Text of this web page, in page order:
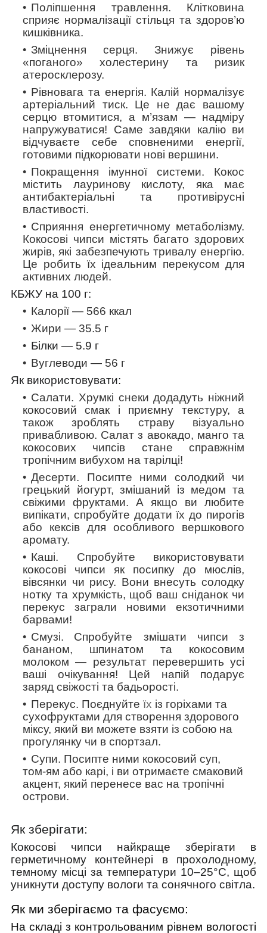
Поліпшення травлення. Клітковина
сприяє нормалізації стільця та здоров’ю
кишківника.
Зміцнення серця. Знижує рівень
«поганого» холестерину та ризик
атеросклерозу.
Рівновага та енергія. Калій нормалізує
артеріальний тиск. Це не дає
вашому
серцю втомитися, а м’язам — надміру
напружуватися! Саме завдяки калію ви
відчуваєте себе сповненими енергії,
готовими підкорювати нові вершини.
Покращення імунної системи. Кокос
містить лауринову кислоту, яка має
антибактеріальні та противірусні
властивості.
Сприяння енергетичному метаболізму.
Кокосові чипси містять багато здорових
жирів, які забезпечують тривалу енергію.
Це робить їх ідеальним перекусом для
активних людей.
КБЖУ на 100 г:
Калорії — 566 ккал
Жири — 35.5 г
Білки — 5.9 г
Вуглеводи — 56 г
Як використовувати:
Салати. Хрумкі снеки додадуть ніжний
кокосовий смак і приємну текстуру, а
також зроблять страву візуально
привабливою. Салат з авокадо, манго та
кокосових чипсів стане справжнім
тропічним вибухом на тарілці!
Десерти. Посипте ними солодкий чи
грецький йогурт, змішаний із медом та
свіжими фруктами. А якщо ви любите
випікати, спробуйте додати їх до пирогів
або кексів для особливого вершкового
аромату.
Каші. Спробуйте використовувати
кокосові чипси як посипку до мюслів,
вівсянки чи рису. Вони внесуть солодку
нотку та хрумкість, щоб ваш сніданок чи
перекус заграли новими екзотичними
барвами!
Смузі.
Спробуйте змішати чипси з
бананом, шпинатом та кокосовим
молоком — результат перевершить усі
ваші очікування! Цей напій подарує
заряд свіжості та бадьорості.
Перекус. Поєднуйте їх із горіхами та
сухофруктами для створення здорового
міксу, який ви можете взяти із собою на
прогулянку чи в спортзал.
Супи. Посипте ними кокосовий суп,
том-ям або карі, і ви отримаєте смаковий
акцент, який перенесе вас на тропічні
острови.
Як зберігати:
Кокосові чипси найкраще зберігати в
герметичному контейнері в прохолодному,
темному місці за температури 10–25°C, щоб
уникнути доступу вологи та сонячного світла.
Як ми зберігаємо та фасуємо:
На складі з контрольованим рівнем вологості